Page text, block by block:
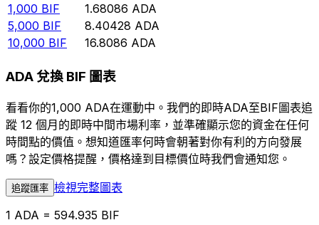
1,000 BIF 1.68086 ADA
5,000 BIF 8.40428 ADA
10,000 BIF 16.8086 ADA
ADA 兌換 BIF 圖表
看看你的1,000 ADA在運動中。我們的即時ADA至BIF圖表追
蹤 12 個月的即時中間市場利率，並準確顯示您的資金在任何
時間點的價值。想知道匯率何時會朝著對你有利的方向發展
嗎？設定價格提醒，價格達到目標價位時我們會通知您。
追蹤匯率 檢視完整圖表
1 ADA = 594.935 BIF